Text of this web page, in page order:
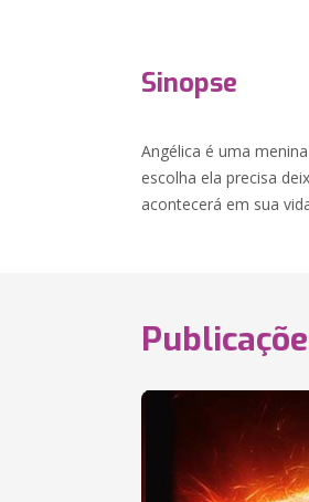
Sinopse
Angélica é uma
escolha ela precisa
acontecerá em sua